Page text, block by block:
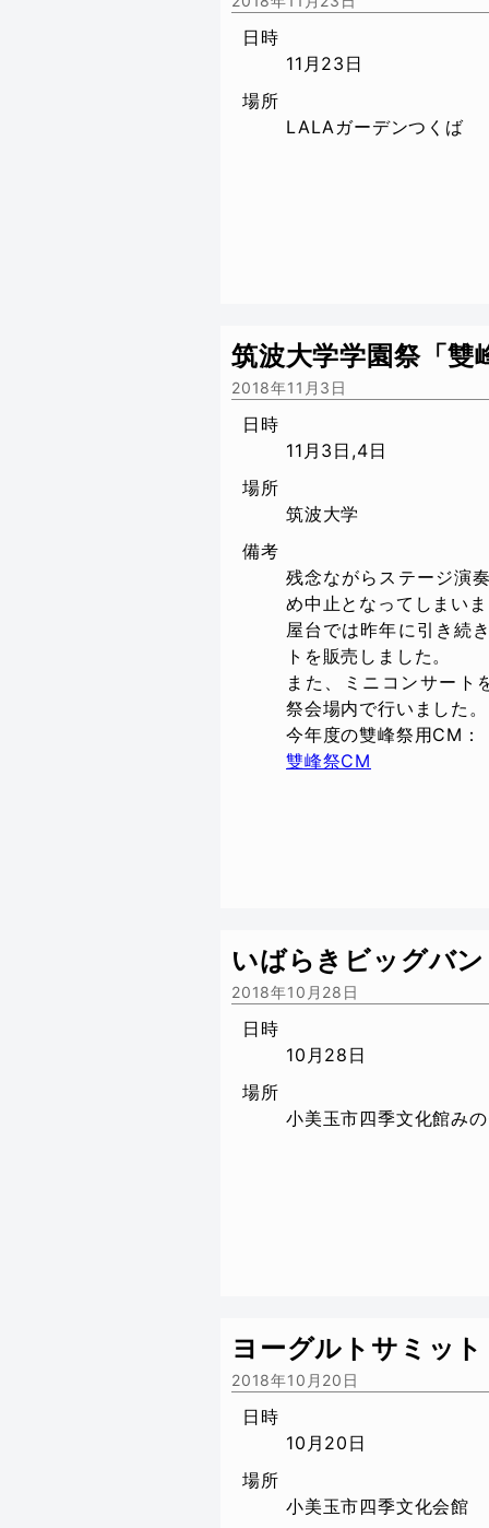
日時
11月23日
場所
LALAガーデンつくば
筑波大学学園祭「雙
2018年11月3日
日時
11月3日,4日
場所
筑波大学
備考
残念ながらステージ演
め中止となってしまい
屋台では昨年に引き続
トを販売しました。
また、ミニコンサート
祭会場内で行いました。
今年度の雙峰祭用CM：
雙峰祭CM
いばらきビッグバ
2018年10月28日
日時
10月28日
場所
小美玉市四季文化館み
ヨーグルトサミット
2018年10月20日
日時
10月20日
場所
小美玉市四季文化会館